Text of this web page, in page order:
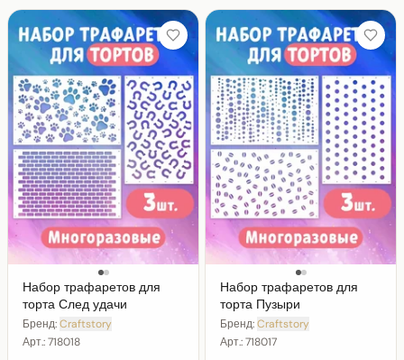
Набор трафаретов для
торта След удачи
Бренд:Craftstory
Арт.:718018
Набор трафаретов для
торта Пузыри
Бренд:Craftstory
Арт.:718017